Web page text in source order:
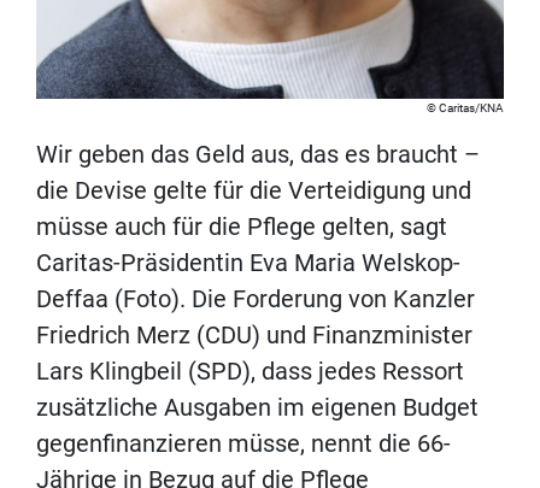
Caritas/KNA
Wir geben das Geld aus, das es braucht –
die Devise gelte für die Verteidigung und
müsse auch für die Pflege gelten, sagt
Caritas-Präsidentin Eva Maria Welskop-
Deffaa (Foto). Die Forderung von Kanzler
Friedrich Merz (CDU) und Finanzminister
Lars Klingbeil (SPD), dass jedes Ressort
zusätzliche Ausgaben im eigenen Budget
gegenfinanzieren müsse, nennt die 66-
Jährige in Bezug auf die Pflege